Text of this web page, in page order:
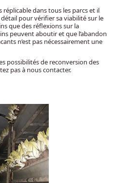
réplicable dans tous les parcs et il
pour vérifier sa viabilité sur le
que des réflexions sur la
peuvent aboutir et que l’abandon
n’est pas nécessairement une
possibilités de reconversion des
pas à nous contacter.